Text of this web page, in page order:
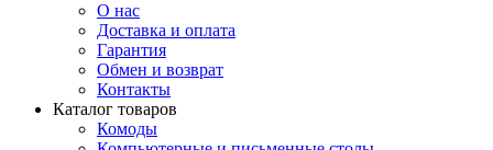
О нас
Доставка и оплата
Гарантия
Обмен и возврат
Контакты
Каталог товаров
Комоды